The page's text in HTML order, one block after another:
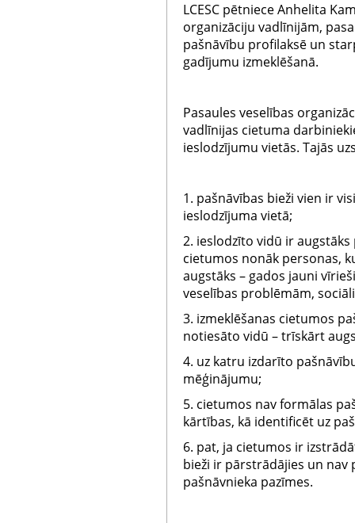
LCESC pētniece Anhelita
organizāciju vadlīnijām,
pašnāvību profilaksē un
gadījumu izmeklēšanā.
Pasaules veselības
vadlīnijas cietuma
ieslodzījumu vietās. Tajās
1. pašnāvības bieži vien ir
ieslodzījuma vietā;
2. ieslodzīto vidū ir
cietumos nonāk personas,
augstāks – gados jauni
veselības problēmām,
3. izmeklēšanas cietumos
notiesāto vidū – trīskārt
4. uz katru izdarīto
mēģinājumu;
5. cietumos nav formālas
kārtības, kā identificēt uz
6. pat, ja cietumos ir
bieži ir pārstrādājies un nav
pašnāvnieka pazīmes.